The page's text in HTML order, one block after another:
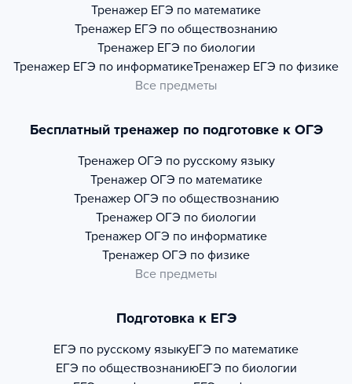
Тренажер ЕГЭ по математике
Тренажер ЕГЭ по обществознанию
Тренажер ЕГЭ по биологии
Тренажер ЕГЭ по информатикеТренажер ЕГЭ по физике
Все предметы
Бесплатный тренажер по подготовке к ОГЭ
Тренажер ОГЭ по русскому языку
Тренажер ОГЭ по математике
Тренажер ОГЭ по обществознанию
Тренажер ОГЭ по биологии
Тренажер ОГЭ по информатике
Тренажер ОГЭ по физике
Все предметы
Подготовка к ЕГЭ
ЕГЭ по русскому языкуЕГЭ по математике
ЕГЭ по обществознаниюЕГЭ по биологии